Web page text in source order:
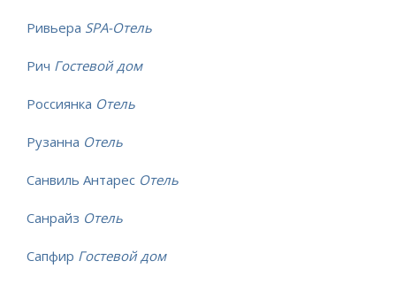
Ривьера SPA-Отель
Рич Гостевой дом
Россиянка Отель
Рузанна Отель
Санвиль Антарес Отель
Санрайз Отель
Сапфир Гостевой дом